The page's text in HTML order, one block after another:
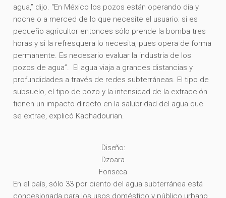
agua,” dijo. “En México los pozos están operando día y
noche o a merced de lo que necesite el usuario: si es
pequeño agricultor entonces sólo prende la bomba tres
horas y si la refresquera lo necesita, pues opera de forma
permanente. Es necesario evaluar la industria de los
pozos de agua”. El agua viaja a grandes distancias y
profundidades a través de redes subterráneas. El tipo de
subsuelo, el tipo de pozo y la intensidad de la extracción
tienen un impacto directo en la salubridad del agua que
se extrae, explicó Kachadourian.
Diseño:
Dzoara
Fonseca
En el país, sólo 33 por ciento del agua subterránea está
concesionada para los usos doméstico y público urbano.